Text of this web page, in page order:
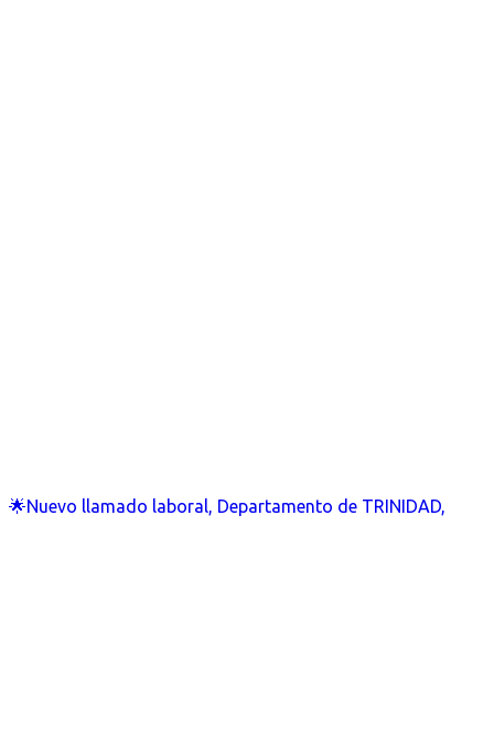
🌟Nuevo llamado laboral, Departamento de TRINIDAD,